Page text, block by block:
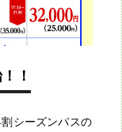
！
シーズンパスの